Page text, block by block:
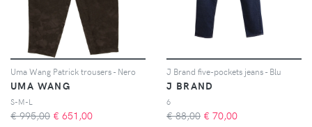
Uma Wang Patrick trousers - Nero
UMA WANG
S-M-L
€ 995,00 € 651,00
J Brand five-pockets jeans - Blu
J BRAND
6
€ 88,00 € 70,00